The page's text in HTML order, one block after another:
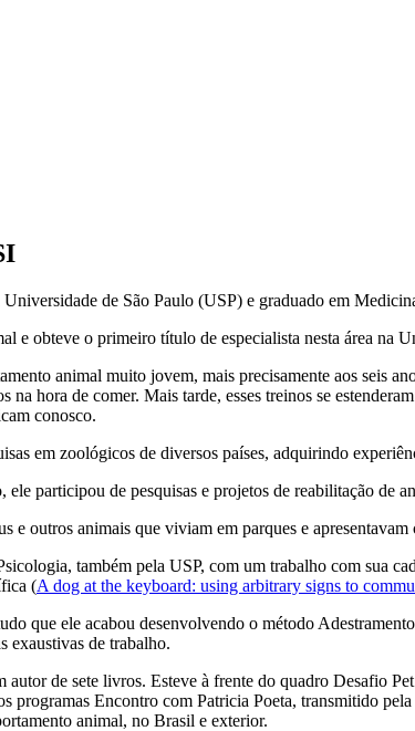
de São Paulo (USP) e graduado em
e obteve o primeiro título de especialista nesta área na
animal muito jovem, mais precisamente aos seis
na hora de comer. Mais tarde, esses treinos se
conosco.
em zoológicos de diversos países, adquirindo
participou de pesquisas e projetos de reabilitação de
e outros animais que viviam em parques e
também pela USP, com um trabalho com sua
(A dog at the keyboard: using arbitrary signs to
que ele acabou desenvolvendo o método
exaustivas de trabalho.
de sete livros. Esteve à frente do quadro Desafio
programas Encontro com Patricia Poeta, transmitido
animal, no Brasil e exterior.